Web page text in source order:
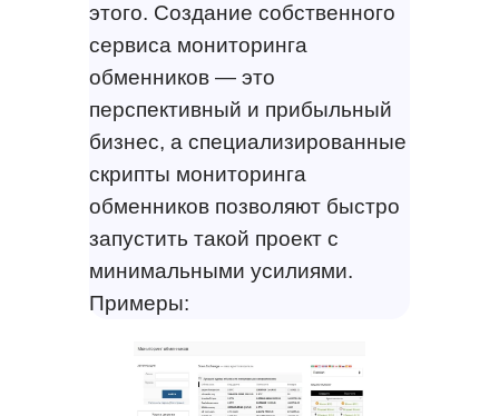
этого. Создание собственного
сервиса мониторинга
обменников — это
перспективный и прибыльный
бизнес, а специализированные
скрипты мониторинга
обменников позволяют быстро
запустить такой проект с
минимальными усилиями.
Примеры: